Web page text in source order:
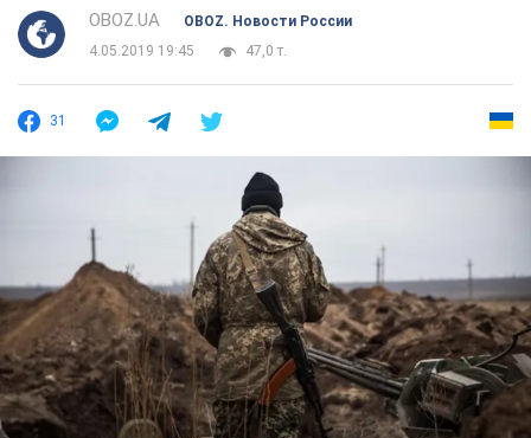
OBOZ.UA
OBOZ. Новости России
4.05.2019 19:45
47,0 т.
31